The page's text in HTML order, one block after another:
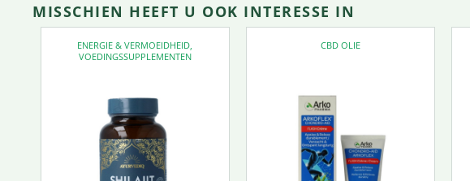
MISSCHIEN HEEFT U OOK INTERESSE IN
ENERGIE & VERMOEIDHEID
VOEDINGSSUPPLEMENTEN
CBD OLIE